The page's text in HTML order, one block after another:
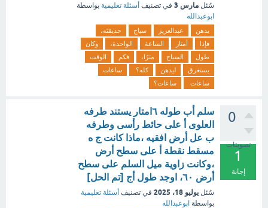
سُئل مارس 3 في تصنيف أسئلة تعليمية بواسطة
ابوعبدالله
يدهن عبدالعزيز سياج
حديقته،
فإذا
أمتار الساعة الواحدة،
وكان
طول
السياج مترًا، فكم
الوقت
يستغرق
ليدهن كله؟
ساعات
ساعات
ساعات؟
0
تصويتات
1
إجابة
سلم أب طوله ٦امتار يستند طرفه
العلوى أ على حائط رأسى وطرفه
ب عل أرض افقيه ،ماذا كانت ج ه
مسقط نقطة أ على سطح أرض
،وكانت زاوية ميل السلم على سطح
أرض ٦٠، اوجد طول أج [تم الحل]
سُئل يوليو 18، 2025 في تصنيف أسئلة تعليمية
بواسطة ابوعبدالله